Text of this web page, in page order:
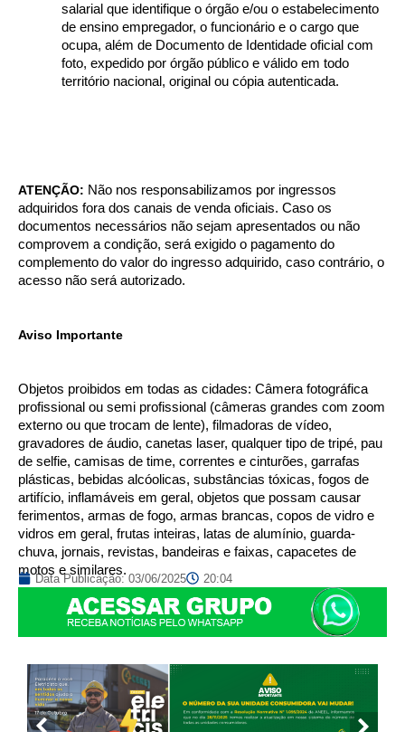
salarial que identifique o órgão e/ou o estabelecimento
de ensino empregador, o funcionário e o cargo que
ocupa, além de Documento de Identidade oficial com
foto, expedido por órgão público e válido em todo
território nacional, original ou cópia autenticada.
ATENÇÃO: Não nos responsabilizamos por ingressos
adquiridos fora dos canais de venda oficiais. Caso os
documentos necessários não sejam apresentados ou não
comprovem a condição, será exigido o pagamento do
complemento do valor do ingresso adquirido, caso contrário, o
acesso não será autorizado.
Aviso Importante
Objetos proibidos em todas as cidades: Câmera fotográfica
profissional ou semi profissional (câmeras grandes com zoom
externo ou que trocam de lente), filmadoras de vídeo,
gravadores de áudio, canetas laser, qualquer tipo de tripé, pau
de selfie, camisas de time, correntes e cinturões, garrafas
plásticas, bebidas alcóolicas, substâncias tóxicas, fogos de
artifício, inflamáveis em geral, objetos que possam causar
ferimentos, armas de fogo, armas brancas, copos de vidro e
vidros em geral, frutas inteiras, latas de alumínio, guarda-
chuva, jornais, revistas, bandeiras e faixas, capacetes de
motos e similares.
Data Publicação: 03/06/2025 20:04